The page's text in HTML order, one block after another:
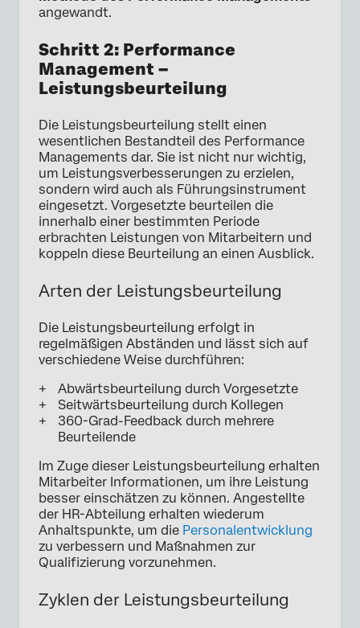
angewandt.
Schritt 2: Performance
Management –
Leistungsbeurteilung
Die Leistungsbeurteilung stellt einen
wesentlichen Bestandteil des Performance
Managements dar. Sie ist nicht nur wichtig,
um Leistungsverbesserungen zu erzielen,
sondern wird auch als Führungsinstrument
eingesetzt. Vorgesetzte beurteilen die
innerhalb einer bestimmten Periode
erbrachten Leistungen von Mitarbeitern und
koppeln diese Beurteilung an einen Ausblick.
Arten der Leistungsbeurteilung
Die Leistungsbeurteilung erfolgt in
regelmäßigen Abständen und lässt sich auf
verschiedene Weise durchführen:
Abwärtsbeurteilung durch Vorgesetzte
Seitwärtsbeurteilung durch Kollegen
360-Grad-Feedback durch mehrere
Beurteilende
Im Zuge dieser Leistungsbeurteilung erhalten
Mitarbeiter Informationen, um ihre Leistung
besser einschätzen zu können. Angestellte
der HR-Abteilung erhalten wiederum
Anhaltspunkte, um die Personalentwicklung
zu verbessern und Maßnahmen zur
Qualifizierung vorzunehmen.
Zyklen der Leistungsbeurteilung